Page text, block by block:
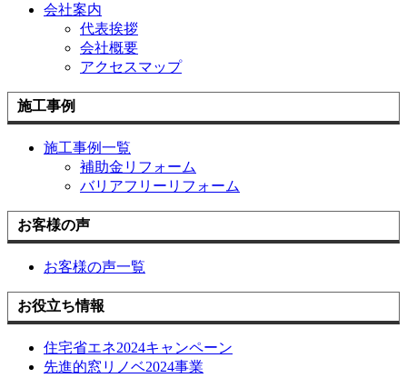
会社案内
代表挨拶
会社概要
アクセスマップ
施工事例
施工事例一覧
補助金リフォーム
バリアフリーリフォーム
お客様の声
お客様の声一覧
お役立ち情報
住宅省エネ2024キャンペーン
先進的窓リノベ2024事業